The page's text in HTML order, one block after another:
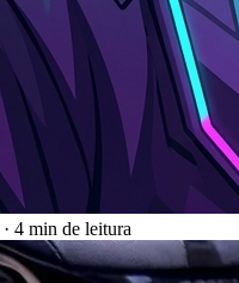
· 4 min de leitura